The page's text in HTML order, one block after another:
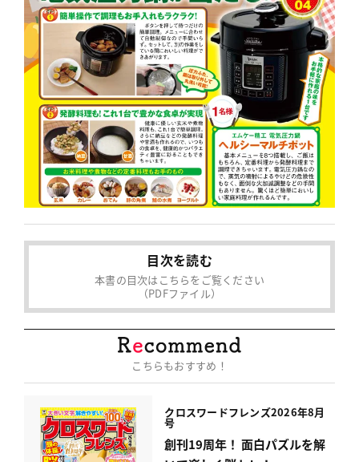
目次を読む
本書の目次はこちらをご覧ください
（PDFファイル）
こちらもおすすめ！
クロスワードフレンズ2026年8月
号
創刊19周年！ 面白パズルを解